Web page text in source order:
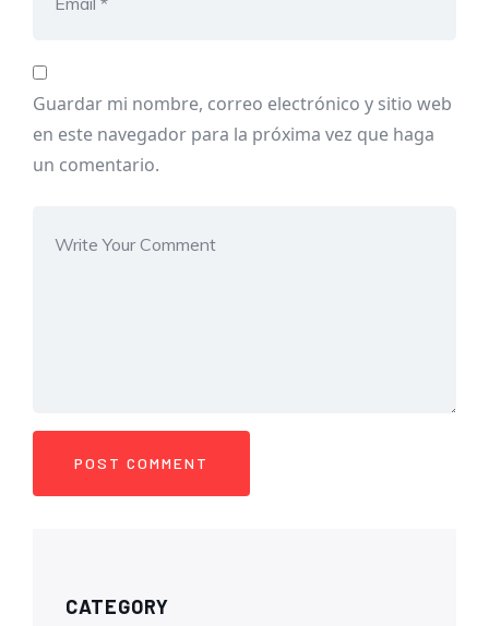
Guardar mi nombre, correo electrónico y sitio web
en este navegador para la próxima vez que haga
un comentario.
CATEGORY